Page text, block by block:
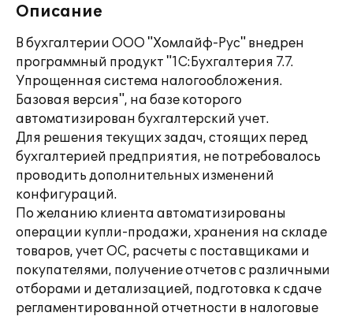
Описание
В бухгалтерии ООО "Хомлайф-Рус" внедрен
программный продукт "1С:Бухгалтерия 7.7.
Упрощенная система налогообложения.
Базовая версия", на базе которого
автоматизирован бухгалтерский учет.
Для решения текущих задач, стоящих перед
бухгалтерией предприятия, не потребовалось
проводить дополнительных изменений
конфигураций.
По желанию клиента автоматизированы
операции купли-продажи, хранения на складе
товаров, учет ОС, расчеты с поставщиками и
покупателями, получение отчетов с различными
отборами и детализацией, подготовка к сдаче
регламентированной отчетности в налоговые